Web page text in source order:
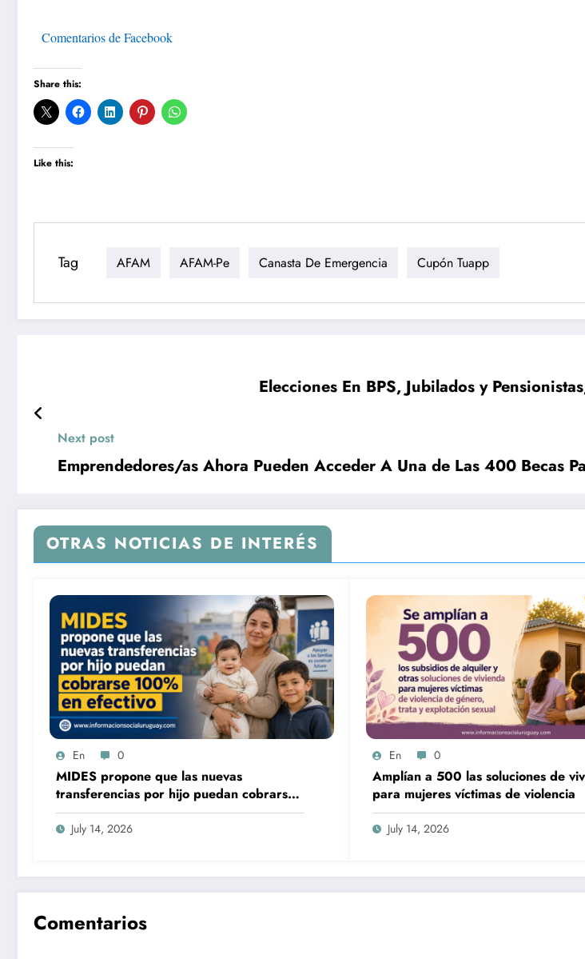
Comentarios de Facebook
Share this:
Like this:
Tag AFAM AFAM-Pe Canasta De Emergencia Cupón Tuapp
Elecciones En BPS, Jubilados y
Next post
Emprendedores/as Ahora Pueden Acceder A Una de Las 400 Becas
OTRAS NOTICIAS DE INTERÉS
En 0
MIDES propone que las nuevas
transferencias por hijo puedan cobrarse
100% en efectivo: qué cambiaría desde
2027July 14, 2026
En 0
Amplían a 500 las soluciones de
para mujeres víctimas de violencia
July 14, 2026
Comentarios